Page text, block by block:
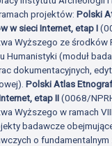
projektów:Polski
w sieci Internet, etap I
Wyższego ze środków
Humanistyki (moduł
dokumentacyjnych,
Polski Atlas
etap II(0068/
Wyższego w ramach
badawcze
o